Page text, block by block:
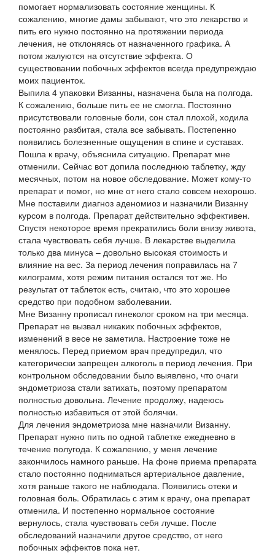
помогает нормализовать состояние женщины. К
сожалению, многие дамы забывают, что это лекарство и
пить его нужно постоянно на протяжении периода
лечения, не отклоняясь от назначенного графика. А
потом жалуются на отсутствие эффекта. О
существовании побочных эффектов всегда предупреждаю
моих пациенток.
Выпила 4 упаковки Визанны, назначена была на полгода.
К сожалению, больше пить ее не смогла. Постоянно
присутствовали головные боли, сон стал плохой, ходила
постоянно разбитая, стала все забывать. Постепенно
появились болезненные ощущения в спине и суставах.
Пошла к врачу, объяснила ситуацию. Препарат мне
отменили. Сейчас вот допила последнюю таблетку, жду
месячных, потом на новое обследование. Может кому-то
препарат и помог, но мне от него стало совсем нехорошо.
Мне поставили диагноз аденомиоз и назначили Визанну
курсом в полгода. Препарат действительно эффективен.
Спустя некоторое время прекратились боли внизу живота,
стала чувствовать себя лучше. В лекарстве выделила
только два минуса – довольно высокая стоимость и
влияние на вес. За период лечения поправилась на 7
килограмм, хотя режим питания остался тот же. Но
результат от таблеток есть, считаю, что это хорошее
средство при подобном заболевании.
Мне Визанну прописал гинеколог сроком на три месяца.
Препарат не вызвал никаких побочных эффектов,
изменений в весе не заметила. Настроение тоже не
менялось. Перед приемом врач предупредил, что
категорически запрещен алкоголь в период лечения. При
контрольном обследовании было выявлено, что очаги
эндометриоза стали затихать, поэтому препаратом
полностью довольна. Лечение продолжу, надеюсь
полностью избавиться от этой болячки.
Для лечения эндометриоза мне назначили Визанну.
Препарат нужно пить по одной таблетке ежедневно в
течение полугода. К сожалению, у меня лечение
закончилось намного раньше. На фоне приема препарата
стало постоянно подниматься артериальное давление,
хотя раньше такого не наблюдала. Появились отеки и
головная боль. Обратилась с этим к врачу, она препарат
отменила. И постепенно нормальное состояние
вернулось, стала чувствовать себя лучше. После
обследований назначили другое средство, от него
побочных эффектов пока нет.